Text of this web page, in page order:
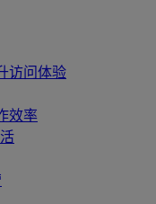
访问体验
效率